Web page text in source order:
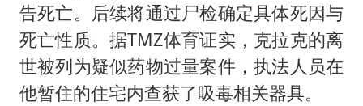
告死亡。后续将通过尸检确定具体死因与
死亡性质。据TMZ体育证实，克拉克的离
世被列为疑似药物过量案件，执法人员在
他暂住的住宅内查获了吸毒相关器具。